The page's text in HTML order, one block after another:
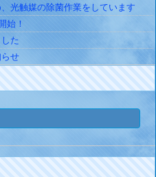
光触媒の除菌作業をしています
始！
た
せ